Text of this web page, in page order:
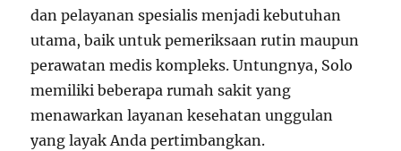
dan pelayanan spesialis menjadi kebutuhan
utama, baik untuk pemeriksaan rutin maupun
perawatan medis kompleks. Untungnya, Solo
memiliki beberapa rumah sakit yang
menawarkan layanan kesehatan unggulan
yang layak Anda pertimbangkan.